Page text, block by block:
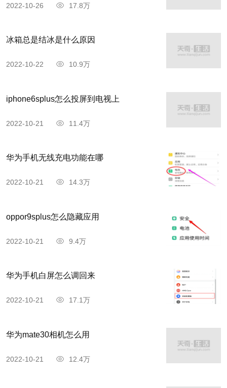
2022-10-26 17.8万
冰箱总是结冰是什么原因
2022-10-22 10.9万
iphone6splus怎么投屏到电视上
2022-10-21 11.4万
华为手机无线充电功能在哪
2022-10-21 14.3万
oppor9splus怎么隐藏应用
2022-10-21 9.4万
华为手机白屏怎么调回来
2022-10-21 17.1万
华为mate30相机怎么用
2022-10-21 12.4万